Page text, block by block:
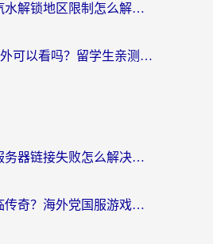
海外党必看：汽水解锁地区限制怎么解除？3招解决国内影音&生活服务难题
央视影音VIP海外可以看吗？留学生亲测有效的回国加速器选择指南
女神星球海外服务器链接失败怎么解决？海外党国服游戏加速避坑指南
日本怎么玩君临传奇？海外党国服游戏加速避坑指南（附菲律宾欧洲玩家实测）